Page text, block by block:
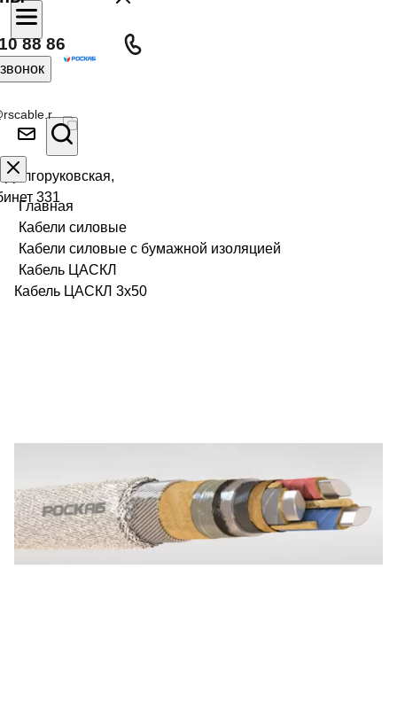
88 86
331
Главная
Кабели силовые
Кабели силовые с бумажной изоляцией
Кабель ЦАСКЛ
Кабель ЦАСКЛ 3х50